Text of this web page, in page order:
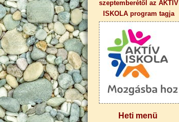
szeptemberétől az AKTÍV
ISKOLA program tagja
Heti menü